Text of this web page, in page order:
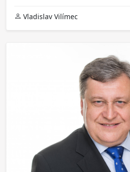
Vladislav Vilímec